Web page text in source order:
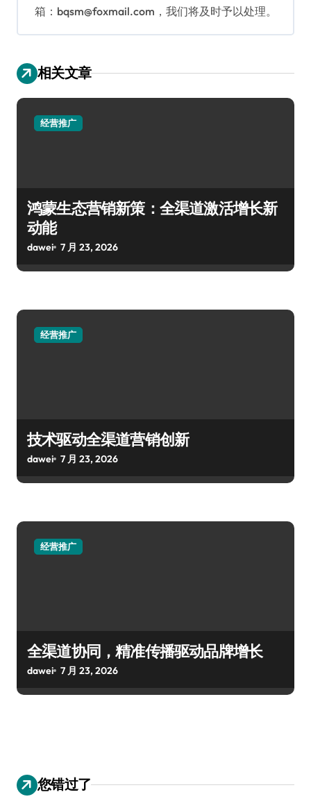
箱：bqsm@foxmail.com，我们将及时予以处理。
相关文章
经营推广
鸿蒙生态营销新策：全渠道激活增长新
动能
dawei 7 月 23, 2026
经营推广
技术驱动全渠道营销创新
dawei 7 月 23, 2026
经营推广
全渠道协同，精准传播驱动品牌增长
dawei 7 月 23, 2026
您错过了